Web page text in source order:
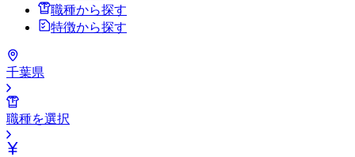
職種から探す
特徴から探す
千葉県
職種を選択